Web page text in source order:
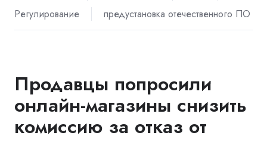
Регулирование
предустановка отечественного ПО
Продавцы попросили
онлайн-магазины снизить
комиссию за отказ от